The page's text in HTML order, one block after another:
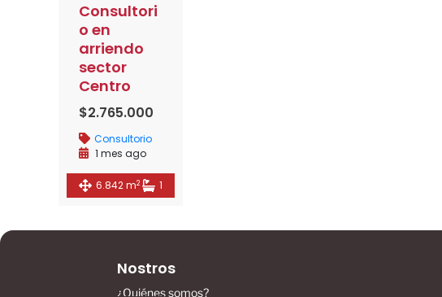
Consultori
o en
arriendo
sector
Centro
$2.765.000
Consultorio
1 mes ago
6.842 m2 1
Nostros
¿Quiénes somos?